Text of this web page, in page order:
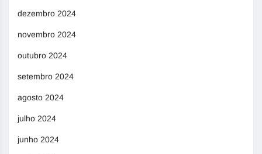
dezembro 2024
novembro 2024
outubro 2024
setembro 2024
agosto 2024
julho 2024
junho 2024